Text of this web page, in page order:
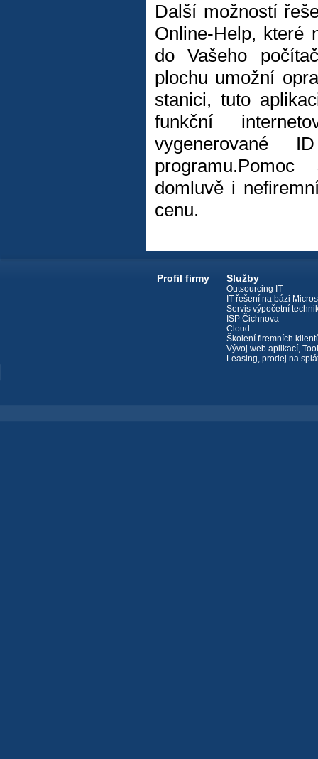
Další možností
Online-Help, které
do Vašeho
plochu umožní
stanici, tuto
funkční
vygenerované
domluvě i
cenu.
Profil firmy Služby
Outsourcing IT
IT řešení na bázi
Servis výpočetní
ISP Čichnova
Cloud
Školení firemních
Vývoj web aplikací,
Leasing, prodej na